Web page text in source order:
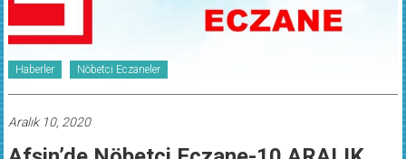
Haberler Nöbetci Eczaneler
Aralık 10, 2020